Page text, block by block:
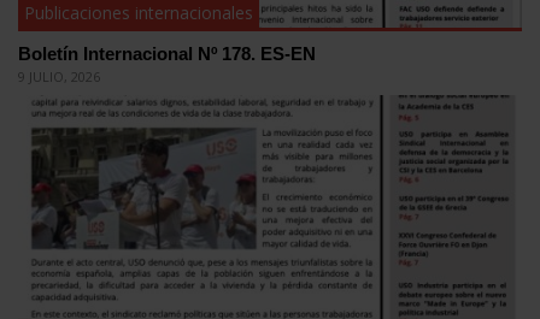
Publicaciones internacionales
Boletín Internacional Nº 178. ES-EN
9 JULIO, 2026